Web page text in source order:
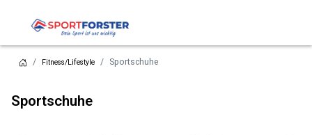
Fitness/Lifestyle Sportschuhe
Sportschuhe